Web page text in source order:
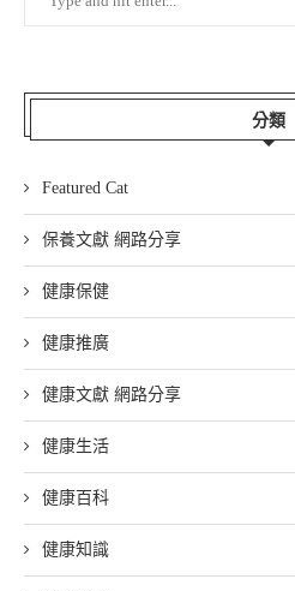
分類
Featured Cat
保養文獻 網路分享
健康保健
健康推廣
健康文獻 網路分享
健康生活
健康百科
健康知識